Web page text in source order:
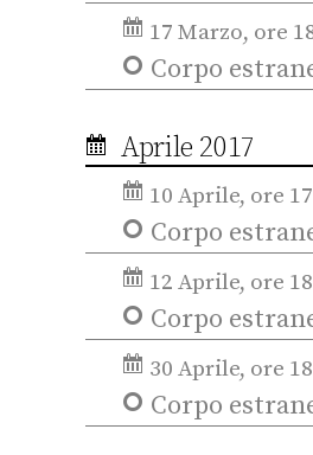
17 Marzo, ore
Corpo
Aprile 2017
10 Aprile, ore
Corpo
12 Aprile, ore
Corpo
30 Aprile, ore
Corpo